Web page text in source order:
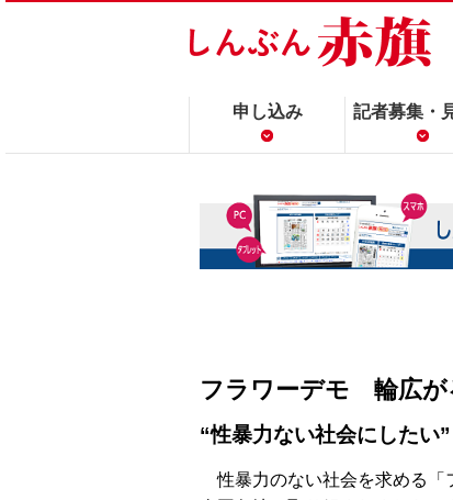
申し込み 記者募集・
フラワーデモ 輪広が
“性暴力ない社会にしたい”
性暴力のない社会を求める「